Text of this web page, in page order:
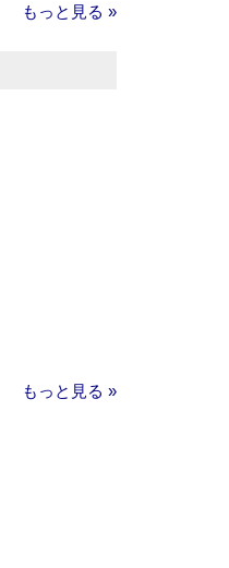
もっと見る »
もっと見る »